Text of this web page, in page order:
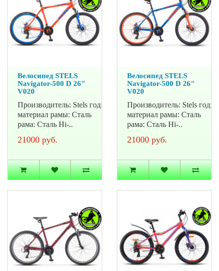
Велосипед STELS
Navigator-500 D 26"
V020
Производитель: Stels год: 2022
материал рамы: Сталь
рама: Сталь Hi-..
21000 руб.
Велосипед STELS
Navigator-500 D 26"
V020
Производитель: Stels год:
материал рамы: Сталь
рама: Сталь Hi-..
21000 руб.